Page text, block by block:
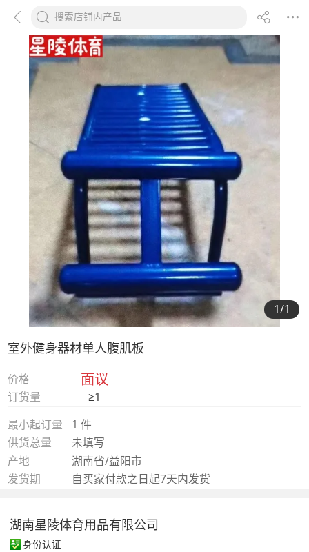
1/1
室外健身器材单人腹肌板
价格 面议
订货量
≥1
最小起订量
1 件
供货总量
未填写
产地
湖南省/益阳市
发货期
自买家付款之日起7天内发货
湖南星陵体育用品有限公司
身份认证